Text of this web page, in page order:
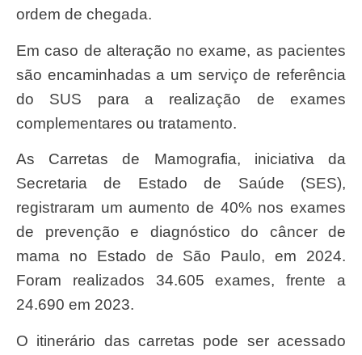
ordem de chegada.
Em caso de alteração no exame, as pacientes
são encaminhadas a um serviço de referência
do SUS para a realização de exames
complementares ou tratamento.
As Carretas de Mamografia, iniciativa da
Secretaria de Estado de Saúde (SES),
registraram um aumento de 40% nos exames
de prevenção e diagnóstico do câncer de
mama no Estado de São Paulo, em 2024.
Foram realizados 34.605 exames, frente a
24.690 em 2023.
O itinerário das carretas pode ser acessado